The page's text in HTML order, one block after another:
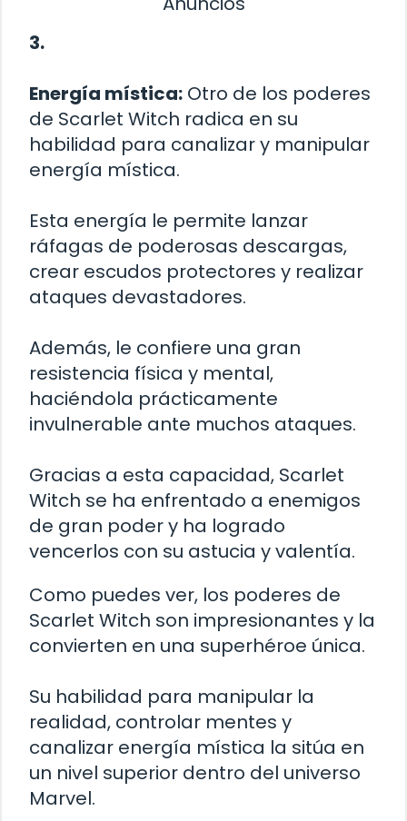
3.
Energía mística: Otro de los poderes
de Scarlet Witch radica en su
habilidad para canalizar y manipular
energía mística.
Esta energía le permite lanzar
ráfagas de poderosas descargas,
crear escudos protectores y realizar
ataques devastadores.
Además, le confiere una gran
resistencia física y mental,
haciéndola prácticamente
invulnerable ante muchos ataques.
Gracias a esta capacidad, Scarlet
Witch se ha enfrentado a enemigos
de gran poder y ha logrado
vencerlos con su astucia y valentía.
Como puedes ver, los poderes de
Scarlet Witch son impresionantes y la
convierten en una superhéroe única.
Su habilidad para manipular la
realidad, controlar mentes y
canalizar energía mística la sitúa en
un nivel superior dentro del universo
Marvel.